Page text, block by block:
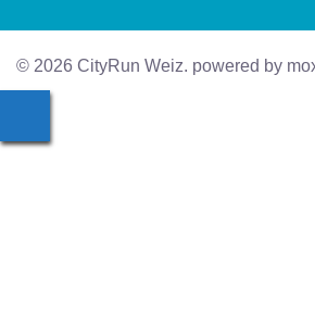
© 2026 CityRun Weiz. powered by